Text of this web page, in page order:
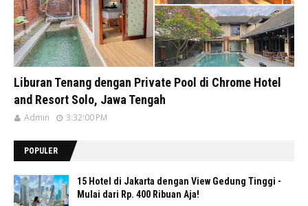
Liburan Tenang dengan Private Pool di Chrome Hotel
and Resort Solo, Jawa Tengah
Admin 3:32:00 PM
POPULER
15 Hotel di Jakarta dengan View Gedung Tinggi -
Mulai dari Rp. 400 Ribuan Aja!